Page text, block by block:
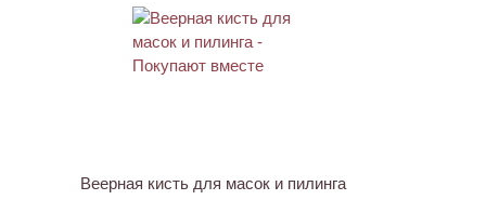
Веерная кисть для масок и пилинга